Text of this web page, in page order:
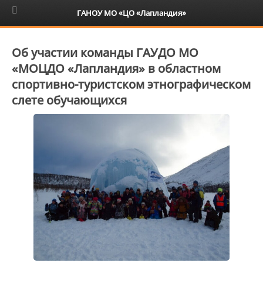
6+
Об участии команды ГАУДО МО
«МОЦДО «Лапландия» в областном
спортивно-туристском этнографическом
слете обучающихся
ГАНОУ МО «ЦО «Лапландия»